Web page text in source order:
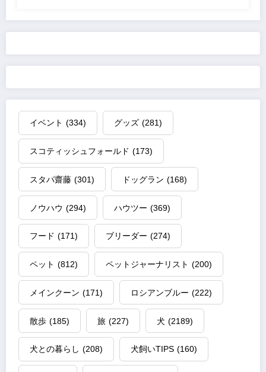
イベント (334) グッズ (281)
スコティッシュフォールド (173)
スタパ齋藤 (301) ドッグラン (168)
ノウハウ (294) ハウツー (369)
フード (171) ブリーダー (274)
ペット (812) ペットジャーナリスト (200)
メインクーン (171) ロシアンブルー (222)
散歩 (185) 旅 (227) 犬 (2189)
犬との暮らし (208) 犬飼いTIPS (160)